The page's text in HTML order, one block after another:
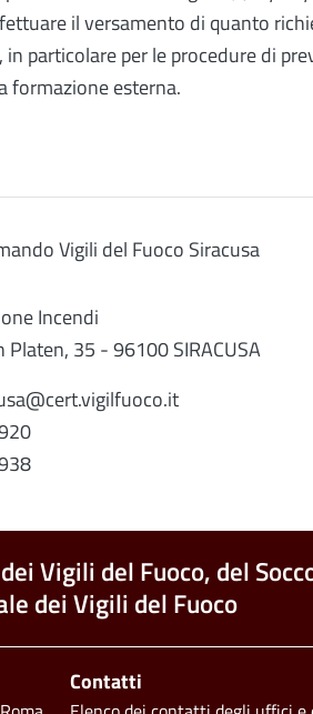
il versamento di quanto
particolare per le procedure di
formazione esterna.
Vigili del Fuoco Siracusa
Incendi
Platen, 35 - 96100 SIRACUSA
Vigili del Fuoco, del
dei Vigili del Fuoco
Contatti